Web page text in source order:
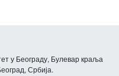
у Београду, Булевар краља
Србија.